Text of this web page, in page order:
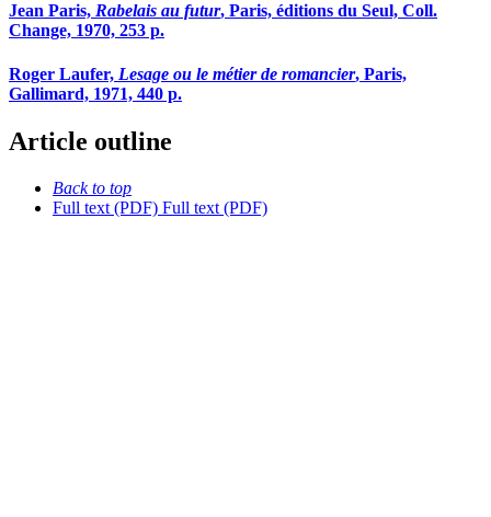
Jean Paris, Rabelais au futur, Paris, éditions du Seul, Coll.
Change, 1970, 253 p.
Roger Laufer, Lesage ou le métier de romancier, Paris,
Gallimard, 1971, 440 p.
Article outline
Back to top
Full text (PDF) Full text (PDF)